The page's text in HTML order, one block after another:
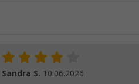
Sandra S. 10.06.2026